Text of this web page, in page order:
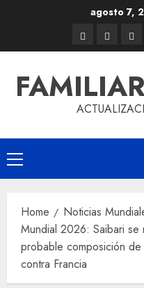
agosto 7,
Home
Noticias
Mundial 2026: Saibari
probable composición
contra Francia